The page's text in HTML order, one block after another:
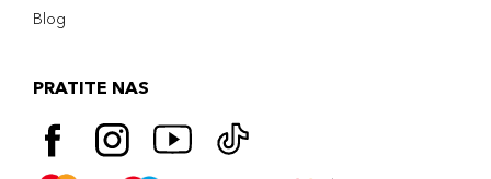
Blog
PRATITE NAS